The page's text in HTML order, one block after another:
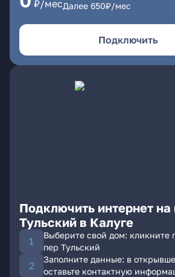
₽/месДалее 650₽/мес
Подключить
Подключить интернет на
Тульский в Калуге
Выберите свой дом: кликните
пер Тульский
Заполните данные: в
оставьте контактную